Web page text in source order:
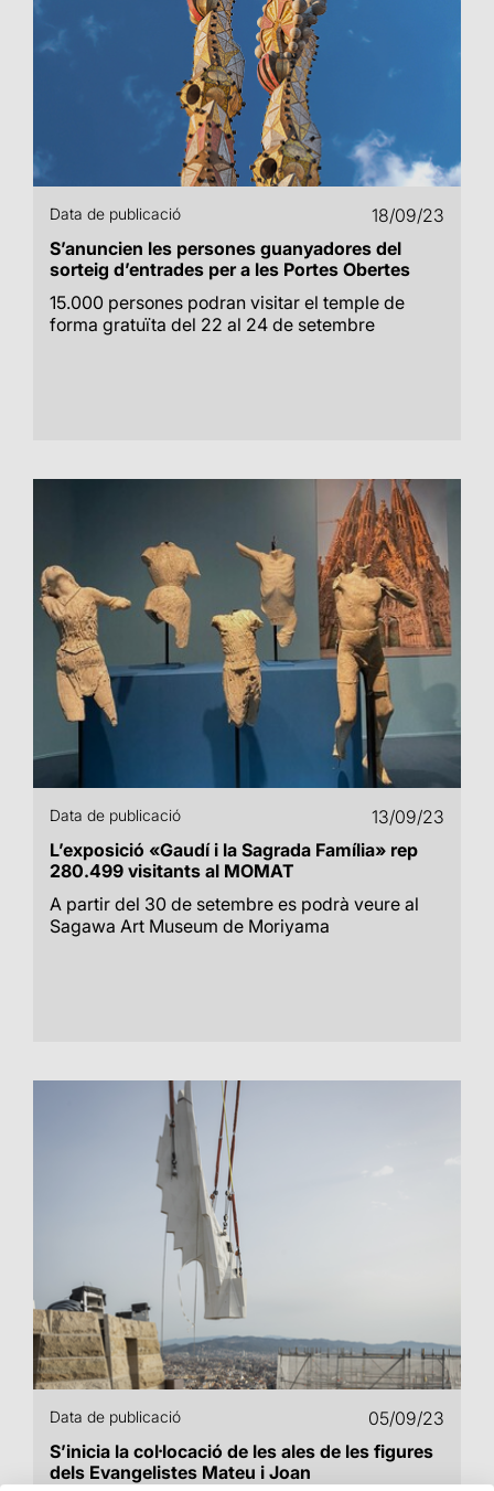
Data de publicació
18/09/23
S’anuncien les persones guanyadores del
sorteig d’entrades per a les Portes Obertes
15.000 persones podran visitar el temple de
forma gratuïta del 22 al 24 de setembre
Data de publicació
13/09/23
L’exposició «Gaudí i la Sagrada Família» rep
280.499 visitants al MOMAT
A partir del 30 de setembre es podrà veure al
Sagawa Art Museum de Moriyama
Data de publicació
05/09/23
S’inicia la col·locació de les ales de les figures
dels Evangelistes Mateu i Joan